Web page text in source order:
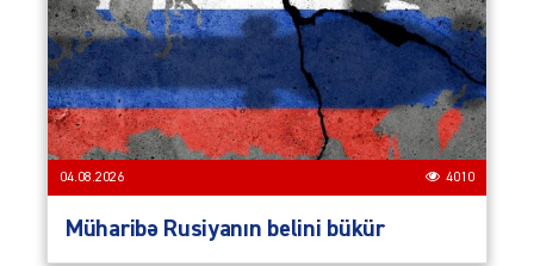
04.08.2026 4010
Müharibə Rusiyanın belini bükür